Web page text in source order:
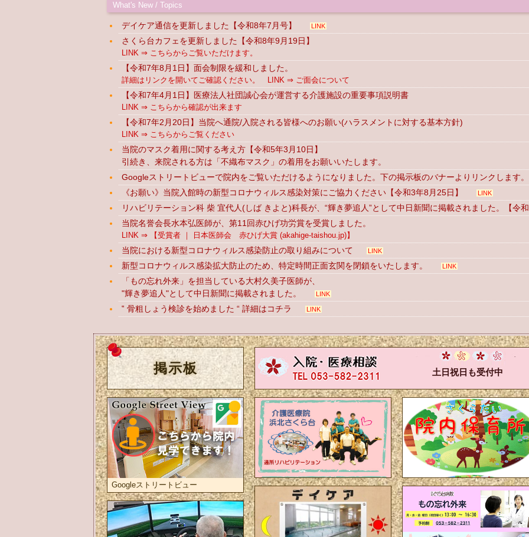
What's New / Topics
デイケア通信を更新しました【令和8年7月号】 LINK
さくら台カフェを更新しました【令和8年9月19日】
LINK ⇒ こちらからご覧いただけます。
【令和7年8月1日】面会制限を緩和しました。
詳細はリンクを開いてご確認ください。 LINK ⇒ ご面会について
【令和7年4月1日】医療法人社団誠心会が運営する介護施設の重要事項説明書
LINK ⇒ こちらから確認が出来ます
【令和7年2月20日】当院へ通院/入院される皆様へのお願い(ハラスメントに対する基本方針)
LINK ⇒ こちらからご覧ください
当院のマスク着用に関する考え方【令和5年3月10日】
引続き、来院される方は「不織布マスク」の着用をお願いいたします。
Googleストリートビューで院内をご覧いただけるようになりました。下の掲示板のバナーよりリンクします。
《お願い》当院入館時の新型コロナウィルス感染対策にご協力ください【令和3年8月25日】
LINK
リハビリテーション科 柴 宜代人(しば きよと)科長が、“輝き夢追人”として中日新聞に掲載されました。【令和
当院名誉会長水本弘医師が、第11回赤ひげ功労賞を受賞しました。
LINK ⇒ 【受賞者 ｜ 日本医師会 赤ひげ大賞 (akahige-taishou.jp)】
当院における新型コロナウィルス感染防止の取り組みについて LINK
新型コロナウィルス感染拡大防止のため、特定時間正面玄関を閉鎖をいたします。 LINK
「もの忘れ外来」を担当している大村久美子医師が、
"輝き夢追人"として中日新聞に掲載されました。
LINK
‟ 骨粗しょう検診を始めました “ 詳細はコチラ LINK
掲示板 土日祝日も受付中
Googleストリートビュー